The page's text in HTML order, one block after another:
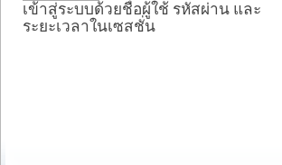
เข้าสู่ระบบด้วยชื่อผู้ใช้ รหัสผ่าน และ
ระยะเวลาในเซสชั่น